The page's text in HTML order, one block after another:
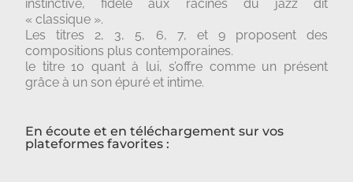
instinctive, fidèle aux racines du jazz dit
« classique ».
Les titres 2, 3, 5, 6, 7, et 9 proposent des
compositions plus contemporaines.
le titre 10 quant à lui, s’offre comme un présent
grâce à un son épuré et intime.
En écoute et en téléchargement sur vos
plateformes favorites :